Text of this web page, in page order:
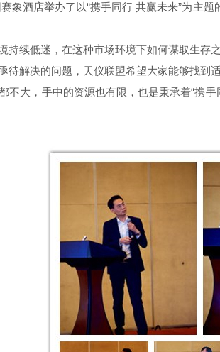
象酒店举办了以“携手同行 共赢未来”为主
持续低迷，在这种市场环境下如何谋取生
解决的问题，天仪联盟希望大家能够找到
不大，手中的资源也有限，也是秉承着“携